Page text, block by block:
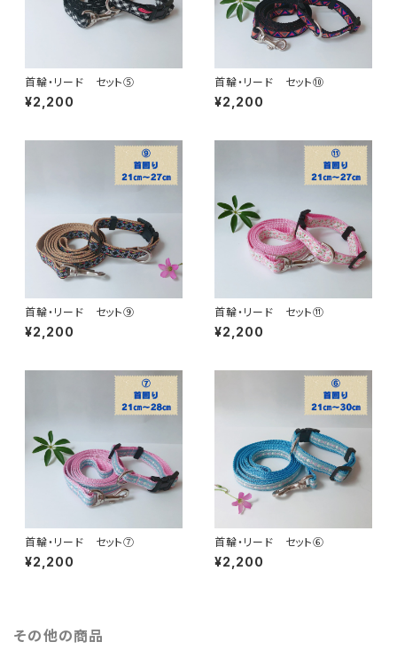
首輪・リード セット⑤
¥2,200
首輪・リード セット⑩
¥2,200
首輪・リード セット⑨
¥2,200
首輪・リード セット⑪
¥2,200
首輪・リード セット⑦
¥2,200
首輪・リード セット⑥
¥2,200
その他の商品